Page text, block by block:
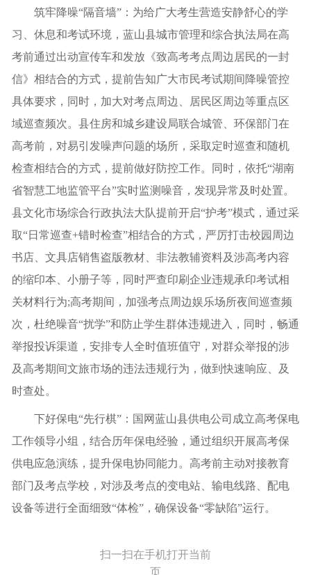
筑牢降噪“隔音墙”：为给广大考生营造安静舒心的学
习、休息和考试环境，蓝山县城市管理和综合执法局在高
考前通过出动宣传车和发放《致高考考点周边居民的一封
信》相结合的方式，提前告知广大市民考试期间降噪管控
具体要求，同时，加大对考点周边、居民区周边等重点区
域巡查频次。县住房和城乡建设局联合城管、环保部门在
高考前，对易引发噪声问题的场所，采取定时巡查和随机
检查相结合的方式，提前做好防控工作。同时，依托“湖南
省智慧工地监管平台”实时监测噪音，发现异常及时处置。
县文化市场综合行政执法大队提前开启“护考”模式，通过采
取“日常巡查+错时检查”相结合的方式，严厉打击校园周边
书店、文具店销售盗版教材、非法教辅资料及涉高考内容
的缩印本、小册子等，同时严查印刷企业违规承印考试相
关材料行为;高考期间，加强考点周边娱乐场所夜间巡查频
次，杜绝噪音“扰学”和防止学生群体违规进入，同时，畅通
举报投诉渠道，安排专人全时值班值守，对群众举报的涉
及高考期间文旅市场的违法违规行为，做到快速响应、及
时查处。
下好保电“先行棋”：国网蓝山县供电公司成立高考保电
工作领导小组，结合历年保电经验，通过组织开展高考保
供电应急演练，提升保电协同能力。高考前主动对接教育
部门及考点学校，对涉及考点的变电站、输电线路、配电
设备等进行全面细致“体检”，确保设备“零缺陷”运行。
扫一扫在手机打开当前
页